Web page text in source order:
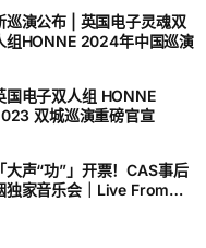
巡演公布 | 英国电子灵魂双
组HONNE 2024年中国巡演
国电子双人组 HONNE
双城巡演重磅官宣
「大声“功”」开票！CAS事后
独家音乐会｜Live From